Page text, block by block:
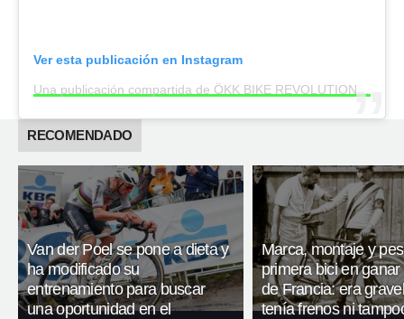
Ver esta publicación en Instagram
RECOMENDADO
Van der Poel se pone a dieta y
ha modificado su
entrenamiento para buscar
una oportunidad en el
Marca, montaje y
primera bici en ganar
de Francia: era
tenía frenos ni